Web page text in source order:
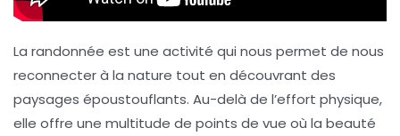
La randonnée est une activité qui nous permet de nous
reconnecter à la nature tout en découvrant des
paysages époustouflants. Au-delà de l’effort physique,
elle offre une multitude de points de vue où la beauté